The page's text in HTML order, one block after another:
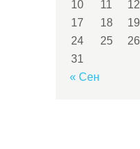
10
11 12
17
18 19
24
25 26
31
« Сен